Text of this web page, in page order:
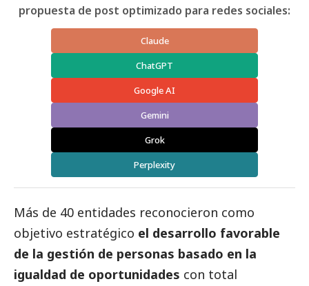
propuesta de post optimizado para redes sociales:
Claude
ChatGPT
Google AI
Gemini
Grok
Perplexity
Más de 40 entidades reconocieron como
objetivo estratégico el desarrollo favorable
de la gestión de personas basado en la
igualdad de oportunidades con total